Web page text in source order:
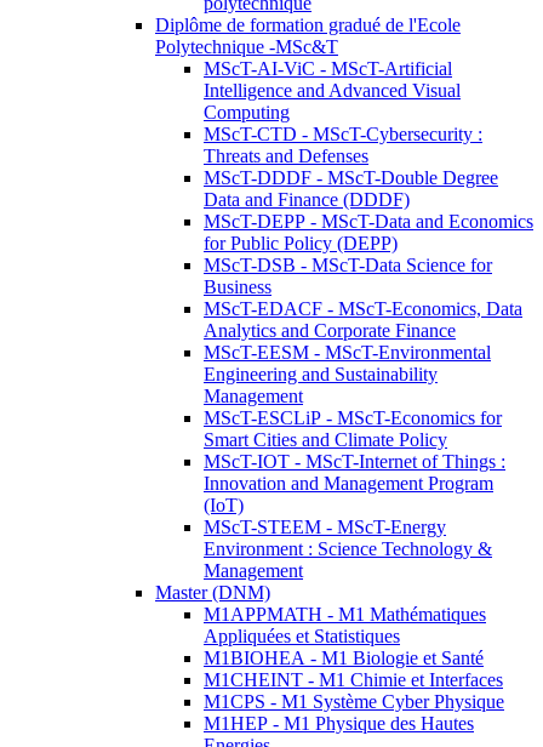
Diplôme de formation gradué de l'Ecole
Polytechnique -MSc&T
MScT-AI-ViC - MScT-Artificial
Intelligence and Advanced Visual
Computing
MScT-CTD - MScT-Cybersecurity :
Threats and Defenses
MScT-DDDF - MScT-Double Degree
Data and Finance (DDDF)
MScT-DEPP - MScT-Data and Economics
for Public Policy (DEPP)
MScT-DSB - MScT-Data Science for
Business
MScT-EDACF - MScT-Economics, Data
Analytics and Corporate Finance
MScT-EESM - MScT-Environmental
Engineering and Sustainability
Management
MScT-ESCLiP - MScT-Economics for
Smart Cities and Climate Policy
MScT-IOT - MScT-Internet of Things :
Innovation and Management Program
(IoT)
MScT-STEEM - MScT-Energy
Environment : Science Technology &
Management
Master (DNM)
M1APPMATH - M1 Mathématiques
Appliquées et Statistiques
M1BIOHEA - M1 Biologie et Santé
M1CHEINT - M1 Chimie et Interfaces
M1CPS - M1 Système Cyber Physique
M1HEP - M1 Physique des Hautes